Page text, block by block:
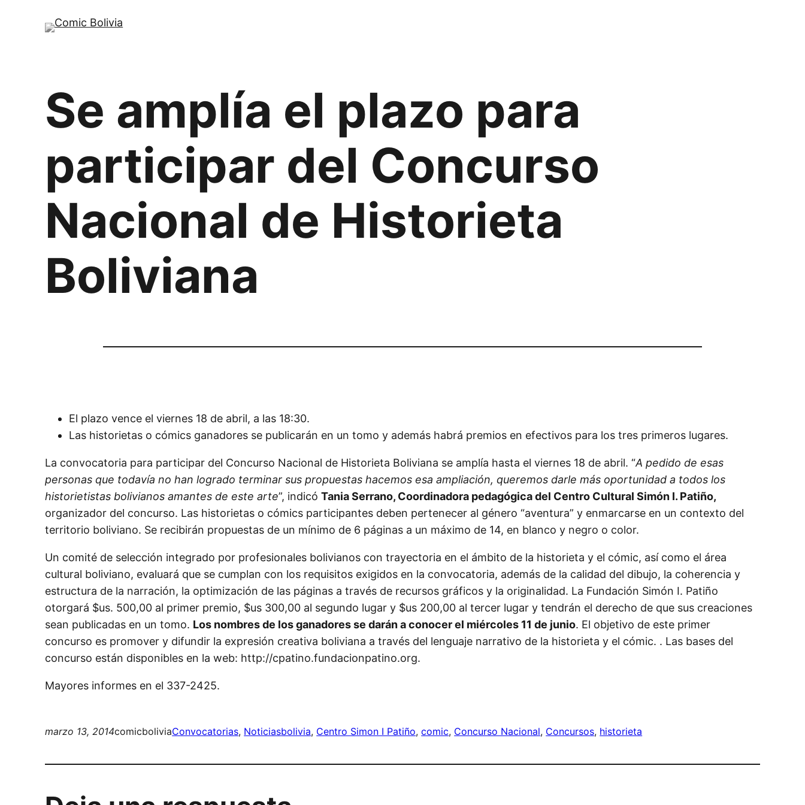
Se amplía el plazo para
participar del Concurso
Nacional de Historieta
Boliviana
El plazo vence el viernes 18 de abril, a las 18:30.
Las historietas o cómics ganadores se publicarán en un tomo y además habrá premios en efectivos para los tres primeros lugares.
La convocatoria para participar del Concurso Nacional de Historieta Boliviana se amplía hasta el viernes 18 de abril. “A pedido de esas
personas que todavía no han logrado terminar sus propuestas hacemos esa ampliación, queremos darle más oportunidad a todos los
historietistas bolivianos amantes de este arte”, indicóTania Serrano, Coordinadora pedagógica del Centro Cultural Simón I. Patiño,
organizador del concurso. Las historietas o cómics participantes deben pertenecer al género “aventura” y enmarcarse en un contexto del
territorio boliviano. Se recibirán propuestas de un mínimo de 6 páginas a un máximo de 14, en blanco y negro o color.
Un comité de selección integrado por profesionales bolivianos con trayectoria en el ámbito de la historieta y el cómic, así como el área
cultural boliviano, evaluará que se cumplan con los requisitos exigidos en la convocatoria, además de la calidad del dibujo, la coherencia y
estructura de la narración, la optimización de las páginas a través de recursos gráficos y la originalidad. La Fundación Simón I. Patiño
otorgará $us. 500,00 al primer premio, $us 300,00 al segundo lugar y $us 200,00 al tercer lugar y tendrán el derecho de que sus creaciones
sean publicadas en un tomo. Los nombres de los ganadores se darán a conocer el miércoles 11 de junio. El objetivo de este primer
concurso es promover y difundir la expresión creativa boliviana a través del lenguaje narrativo de la historieta y el cómic. . Las bases del
concurso están disponibles en la web: http://cpatino.fundacionpatino.org.
Mayores informes en el 337-2425.
marzo 13, 2014comicboliviaConvocatorias, Noticiasbolivia, Centro Simon I Patiño, comic, Concurso Nacional, Concursos, historieta